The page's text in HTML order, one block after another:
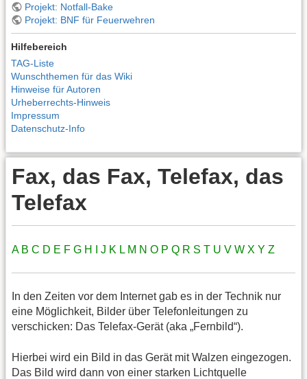
Projekt: Notfall-Bake
Projekt: BNF für Feuerwehren
Hilfebereich
TAG-Liste
Wunschthemen für das Wiki
Hinweise für Autoren
Urheberrechts-Hinweis
Impressum
Datenschutz-Info
Fax, das Fax, Telefax, das
Telefax
A B C D E F G H J K L M N O P Q R S T U V W X Y Z
In den Zeiten vor dem Internet gab es in der Technik nur
eine Möglichkeit, Bilder über Telefonleitungen zu
verschicken: Das Telefax-Gerät (aka „Fernbild“).
Hierbei wird ein Bild in das Gerät mit Walzen eingezogen.
Das Bild wird dann von einer starken Lichtquelle